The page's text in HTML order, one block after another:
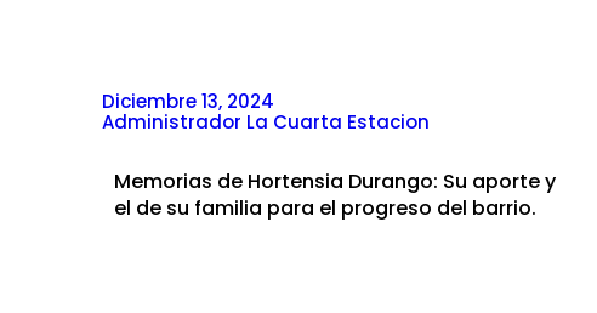
Diciembre 13, 2024
Administrador La Cuarta Estacion
Memorias de Hortensia Durango: Su aporte y
el de su familia para el progreso del barrio.